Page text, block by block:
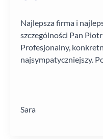
Najlepsza firma i
szczególności Pan
Profesjonalny,
najsympatyczniejszy.
Sara